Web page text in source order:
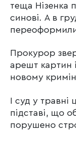
теща Нізенка
синові. А в
Прокурор
арешт картин
новому
І суд у травні
підставі, що
порушено